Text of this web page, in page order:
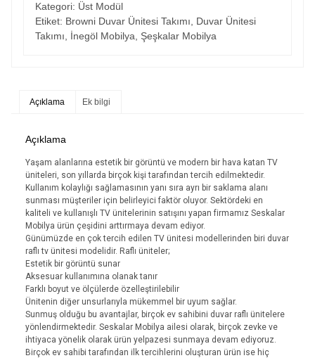
Kategori: Üst Modül
Etiket: Browni Duvar Ünitesi Takımı, Duvar Ünitesi
Takımı, İnegöl Mobilya, Şeşkalar Mobilya
Açıklama Ek bilgi
Açıklama
Yaşam alanlarına estetik bir görüntü ve modern bir hava katan TV
üniteleri, son yıllarda birçok kişi tarafından tercih edilmektedir.
Kullanım kolaylığı sağlamasının yanı sıra ayrı bir saklama alanı
sunması müşteriler için belirleyici faktör oluyor. Sektördeki en
kaliteli ve kullanışlı TV ünitelerinin satışını yapan firmamız Seskalar
Mobilya ürün çeşidini arttırmaya devam ediyor.
Günümüzde en çok tercih edilen TV ünitesi modellerinden biri duvar
raflı tv ünitesi modelidir. Raflı üniteler;
Estetik bir görüntü sunar
Aksesuar kullanımına olanak tanır
Farklı boyut ve ölçülerde özelleştirilebilir
Ünitenin diğer unsurlarıyla mükemmel bir uyum sağlar.
Sunmuş olduğu bu avantajlar, birçok ev sahibini duvar raflı ünitelere
yönlendirmektedir. Seskalar Mobilya ailesi olarak, birçok zevke ve
ihtiyaca yönelik olarak ürün yelpazesi sunmaya devam ediyoruz.
Birçok ev sahibi tarafından ilk tercihlerini oluşturan ürün ise hiç